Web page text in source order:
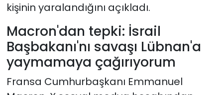
kişinin yaralandığını açıkladı.
Macron'dan tepki: İsrail
Başbakanı'nı savaşı Lübnan'a
yaymamaya çağırıyorum
Fransa Cumhurbaşkanı Emmanuel